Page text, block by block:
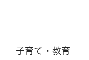
子育て・教育